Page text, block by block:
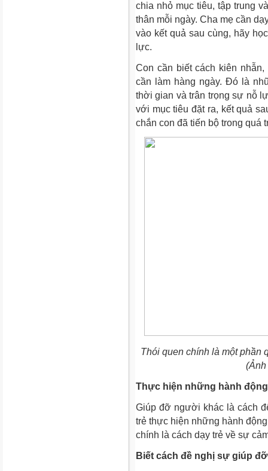
chia nhỏ mục tiêu, tập trung
thân mỗi ngày. Cha mẹ cần
vào kết quả sau cùng, hãy
lực.
Con cần biết cách kiên
cần làm hàng ngày. Đó là
thời gian và trân trọng sự nỗ
với mục tiêu đặt ra, kết quả
chắn con đã tiến bộ trong quá
Thói quen chính là một phần
Thực hiện những hành
Giúp đỡ người khác là cách
trẻ thực hiện những hành
chính là cách dạy trẻ về sự
Biết cách đề nghị sự giúp đỡ